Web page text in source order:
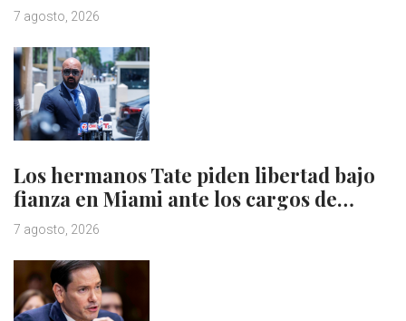
7 agosto, 2026
Los hermanos Tate piden libertad bajo
fianza en Miami ante los cargos de…
7 agosto, 2026